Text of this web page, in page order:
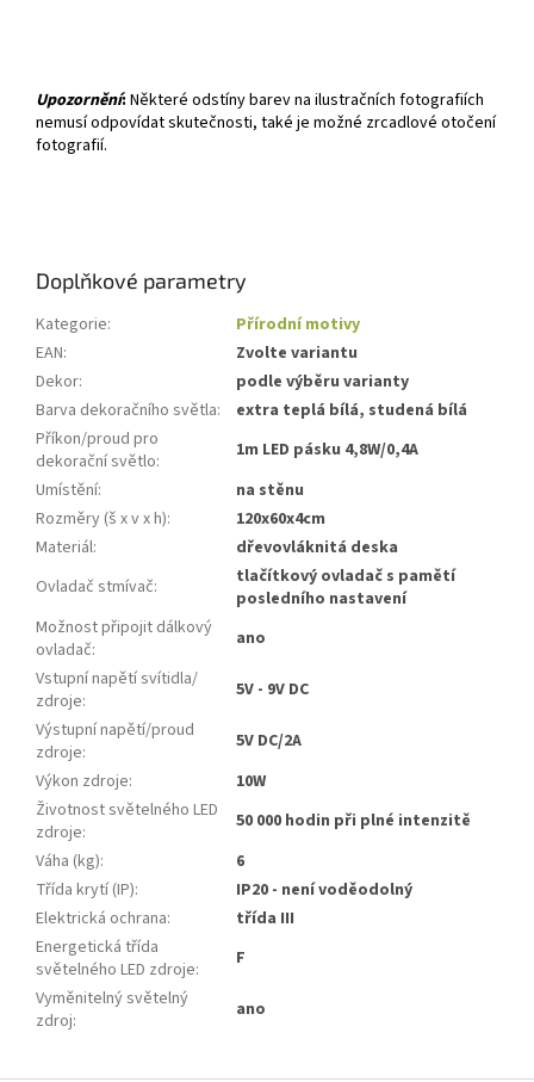
Upozornění: Některé odstíny barev na ilustračních fotografiích
nemusí odpovídat skutečnosti, také je možné zrcadlové otočení
fotografií.
Doplňkové parametry
Kategorie:
Přírodní motivy
EAN:
Zvolte variantu
Dekor:
podle výběru varianty
Barva dekoračního světla:
extra teplá bílá, studená bílá
Příkon/proud pro
dekorační světlo:
1m LED pásku 4,8W/0,4A
Umístění:
na stěnu
Rozměry (š x v x h):
120x60x4cm
Materiál:
dřevovláknitá deska
Ovladač stmívač:
tlačítkový ovladač s pamětí
posledního nastavení
Možnost připojit dálkový
ovladač:
ano
Vstupní napětí svítidla/
zdroje:
5V - 9V DC
Výstupní napětí/proud
zdroje:
5V DC/2A
Výkon zdroje:
10W
Životnost světelného LED
zdroje:
50 000 hodin při plné intenzitě
Váha (kg):
6
Třída krytí (IP):
IP20 - není voděodolný
Elektrická ochrana:
třída III
Energetická třída
světelného LED zdroje:
F
Vyměnitelný světelný
zdroj: ano